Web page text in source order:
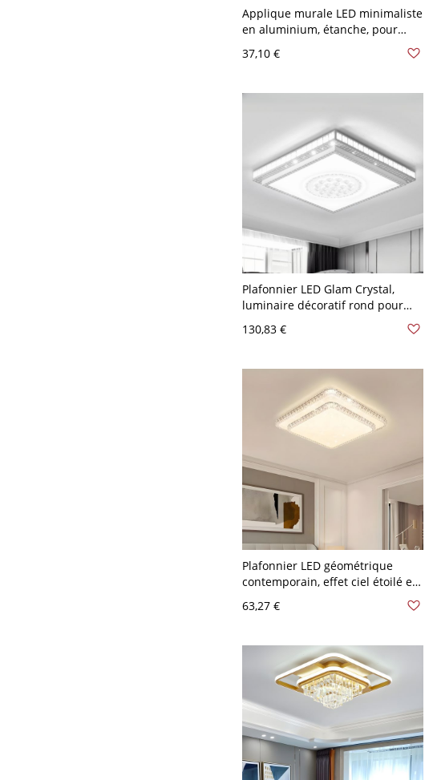
Applique murale LED minimaliste
en aluminium, étanche, pour
porche extérieur, avec faisceau
réglable - 110 V-120 V Noir Carré
37,10 €
Plafonnier LED Glam Crystal,
luminaire décoratif rond pour
58,42 cm Blanc
130,83 €
Plafonnier LED géométrique
contemporain, effet ciel étoilé et
bord prismatique - 110 V-120 V
Carré 2 Gradation à trois niveaux
63,27 €